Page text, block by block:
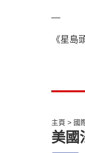
—
《星島
主頁 國
美國